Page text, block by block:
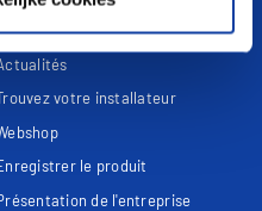
conditions
votre installateur
le produit
de l'entreprise